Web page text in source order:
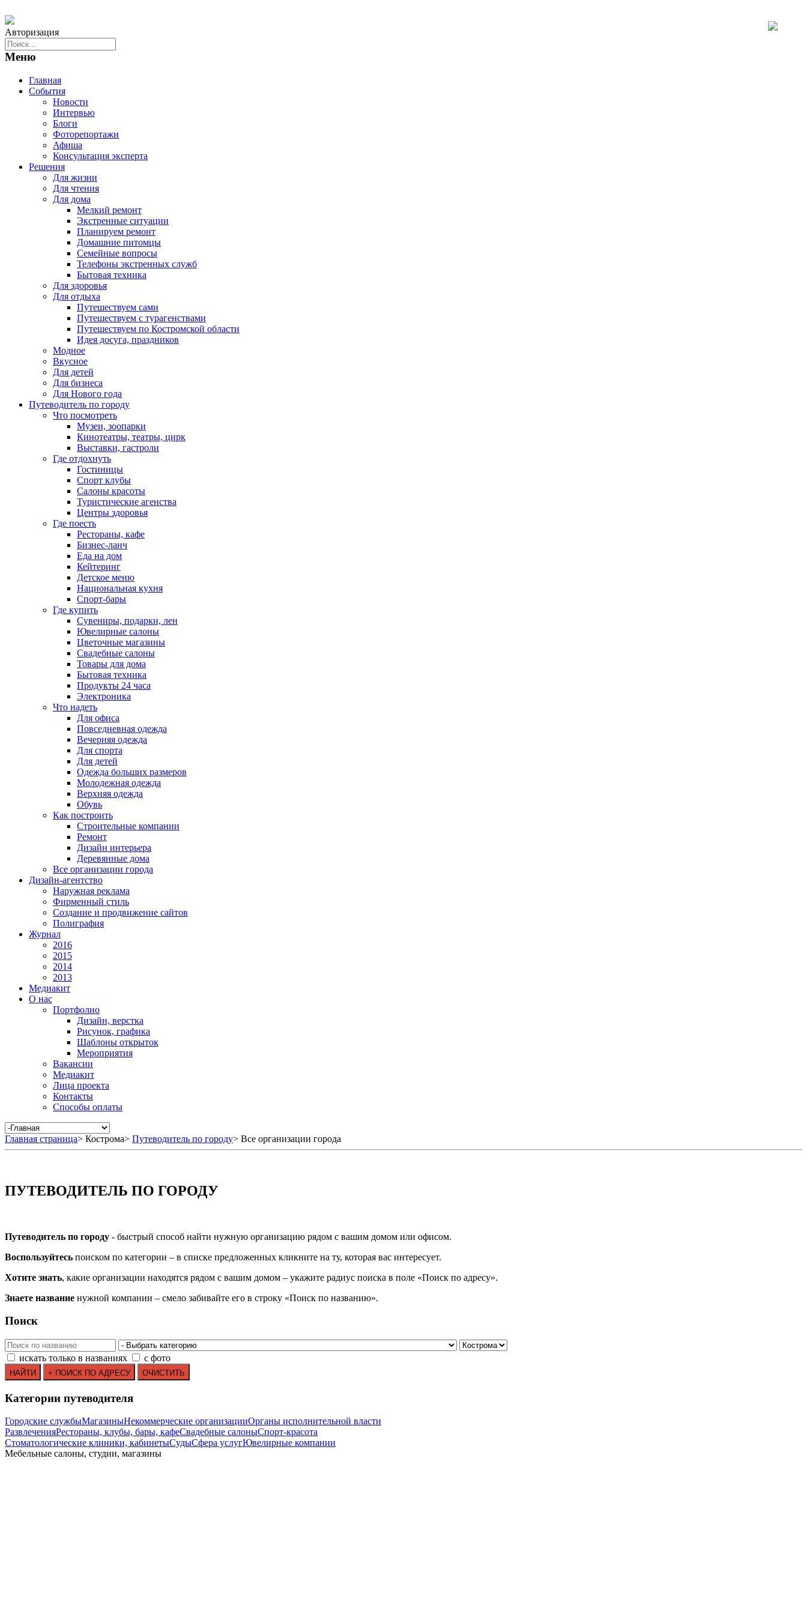
Авторизация
Меню
Главная
События
Новости
Интервью
Блоги
Фоторепортажи
Афиша
Консультация эксперта
Решения
Для жизни
Для чтения
Для дома
Мелкий ремонт
Экстренные ситуации
Планируем ремонт
Домашние питомцы
Семейные вопросы
Телефоны экстренных служб
Бытовая техника
Для здоровья
Для отдыха
Путешествуем сами
Путешествуем с турагенствами
Путешествуем по Костромской области
Идея досуга, праздников
Модное
Вкусное
Для детей
Для бизнеса
Для Нового года
Путеводитель по городу
Что посмотреть
Музеи, зоопарки
Кинотеатры, театры, цирк
Выставки, гастроли
Где отдохнуть
Гостиницы
Спорт клубы
Салоны красоты
Туристические агенства
Центры здоровья
Где поесть
Рестораны, кафе
Бизнес-ланч
Еда на дом
Кейтеринг
Детское меню
Национальная кухня
Спорт-бары
Где купить
Сувениры, подарки, лен
Ювелирные салоны
Цветочные магазины
Свадебные салоны
Товары для дома
Бытовая техника
Продукты 24 часа
Электроника
Что надеть
Для офиса
Повседневная одежда
Вечерняя одежда
Для спорта
Для детей
Одежда больших размеров
Молодежная одежда
Верхняя одежда
Обувь
Как построить
Строительные компании
Ремонт
Дизайн интерьера
Деревянные дома
Все организации города
Дизайн-агентство
Наружная реклама
Фирменный стиль
Создание и продвижение сайтов
Полиграфия
Журнал
2016
2015
2014
2013
Медиакит
О нас
Портфолио
Дизайн, верстка
Рисунок, графика
Шаблоны открыток
Мероприятия
Вакансии
Медиакит
Лица проекта
Контакты
Способы оплаты
Главная страница> Кострома> Путеводитель по городу> Все организации города
ПУТЕВОДИТЕЛЬ ПО ГОРОДУ
Путеводитель по городу - быстрый способ найти нужную организацию рядом с вашим домом или офисом.
Воспользуйтесь поиском по категории – в списке предложенных кликните на ту, которая вас интересует.
Хотите знать, какие организации находятся рядом с вашим домом – укажите радиус поиска в поле «Поиск по адресу».
Знаете название нужной компании – смело забивайте его в строку «Поиск по названию».
Поиск
искать только в названиях с фото
Категории путеводителя
Городские службыМагазиныНекоммерческие организацииОрганы исполнительной власти
РазвлеченияРестораны, клубы, бары, кафеСвадебные салоныСпорт-красота
Стоматологические клиники, кабинетыСудыСфера услугЮвелирные компании
Мебельные салоны, студии, магазины